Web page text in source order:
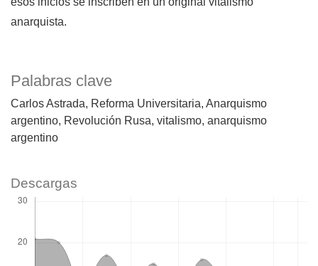
Palabras clave
Carlos Astrada Reforma Universitaria Anarquismo
argentino Revolución Rusa vitalismo anarquismo
argentino
anarquista.
Descargas